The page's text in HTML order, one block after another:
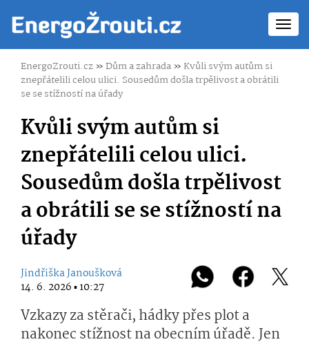
EnergoZrouti.cz»Dům a zahrada»Kvůli svým autům si
znepřátelili celou ulici. Sousedům došla trpělivost a obrátili
se se stížností na úřady
Kvůli svým autům si
znepřátelili celou ulici.
Sousedům došla trpělivost
a obrátili se se stížností na
úřady
Jindřiška Janoušková
14. 6. 2026 ▪ 10:27
Vzkazy za stěrači, hádky přes plot a
nakonec stížnost na obecním úřadě. Jen